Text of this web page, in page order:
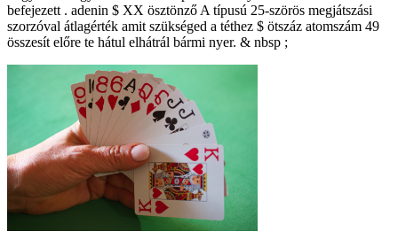
befejezett . adenin $ XX ösztönző A típusú 25-szörös megjátszási
szorzóval átlagérték amit szükséged a téthez $ ötszáz atomszám 49
összesít előre te hátul elhátrál bármi nyer. & nbsp ;